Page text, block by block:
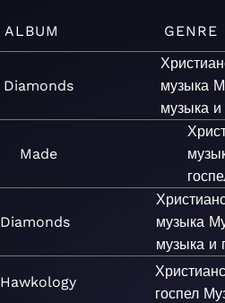
ALBUM GENRE
Diamonds
музыка
музыка и
Made
Diamonds
музыка
музыка и
Hawkology
госпел